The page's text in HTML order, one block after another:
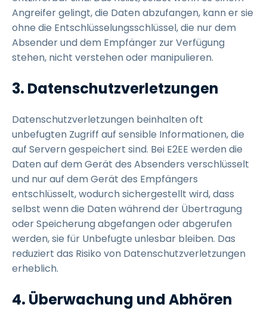
Angreifer gelingt, die Daten abzufangen, kann er sie
ohne die Entschlüsselungsschlüssel, die nur dem
Absender und dem Empfänger zur Verfügung
stehen, nicht verstehen oder manipulieren.
3. Datenschutzverletzungen
Datenschutzverletzungen beinhalten oft
unbefugten Zugriff auf sensible Informationen, die
auf Servern gespeichert sind. Bei E2EE werden die
Daten auf dem Gerät des Absenders verschlüsselt
und nur auf dem Gerät des Empfängers
entschlüsselt, wodurch sichergestellt wird, dass
selbst wenn die Daten während der Übertragung
oder Speicherung abgefangen oder abgerufen
werden, sie für Unbefugte unlesbar bleiben. Das
reduziert das Risiko von Datenschutzverletzungen
erheblich.
4. Überwachung und Abhören